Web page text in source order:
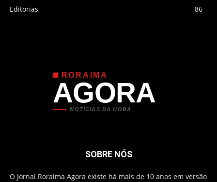
Editorias
86
RORAIMA
AGORA
NOTÍCIAS DA HORA
SOBRE NÓS
O Jornal Roraima Agora existe há mais de 10 anos em versão